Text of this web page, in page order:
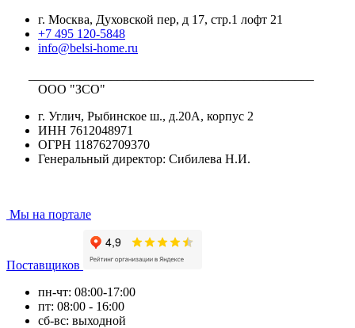
г. Москва, Духовской пер, д 17, стр.1 лофт 21
+7 495 120-5848
info@belsi-home.ru
ООО "ЗСО"
г. Углич, Рыбинское ш., д.20А, корпус 2
ИНН 7612048971
ОГРН 118762709370
Генеральный директор: Сибилева Н.И.
Мы на портале
Поставщиков
пн-чт: 08:00-17:00
пт: 08:00 - 16:00
сб-вс: выходной